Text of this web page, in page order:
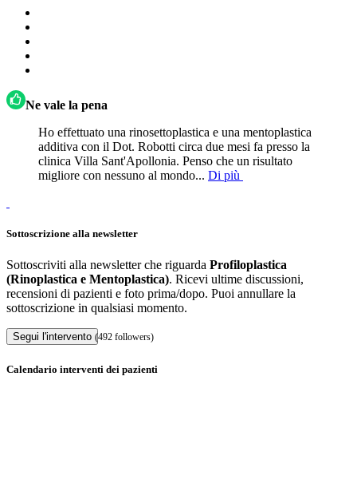
Ne vale la pena
Ho effettuato una rinosettoplastica e una mentoplastica
additiva con il Dot. Robotti circa due mesi fa presso la
clinica Villa Sant'Apollonia. Penso che un risultato
migliore con nessuno al mondo... Di più
Sottoscrizione alla newsletter
Sottoscriviti alla newsletter che riguarda Profiloplastica
(Rinoplastica e Mentoplastica). Ricevi ultime discussioni,
recensioni di pazienti e foto prima/dopo. Puoi annullare la
sottoscrizione in qualsiasi momento.
Segui l'intervento (492 followers)
Calendario interventi dei pazienti